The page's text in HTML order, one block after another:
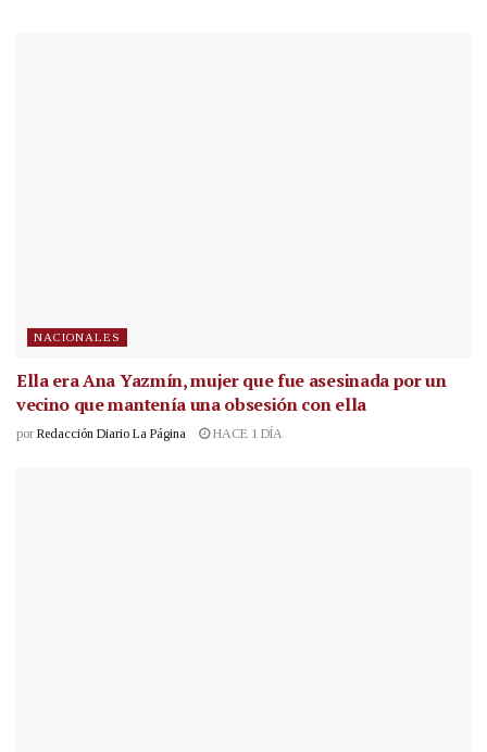
NACIONALES
Ella era Ana Yazmín, mujer que fue asesinada por un
vecino que mantenía una obsesión con ella
por Redacción Diario La Página HACE 1 DÍA